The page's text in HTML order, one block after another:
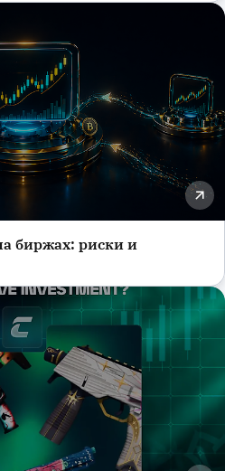
биржах: риски и